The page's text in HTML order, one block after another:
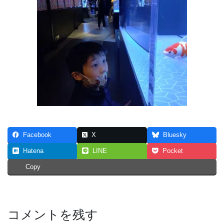
Facebook X Bluesky
Hatena LINE Pocket
Copy
コメントを残す